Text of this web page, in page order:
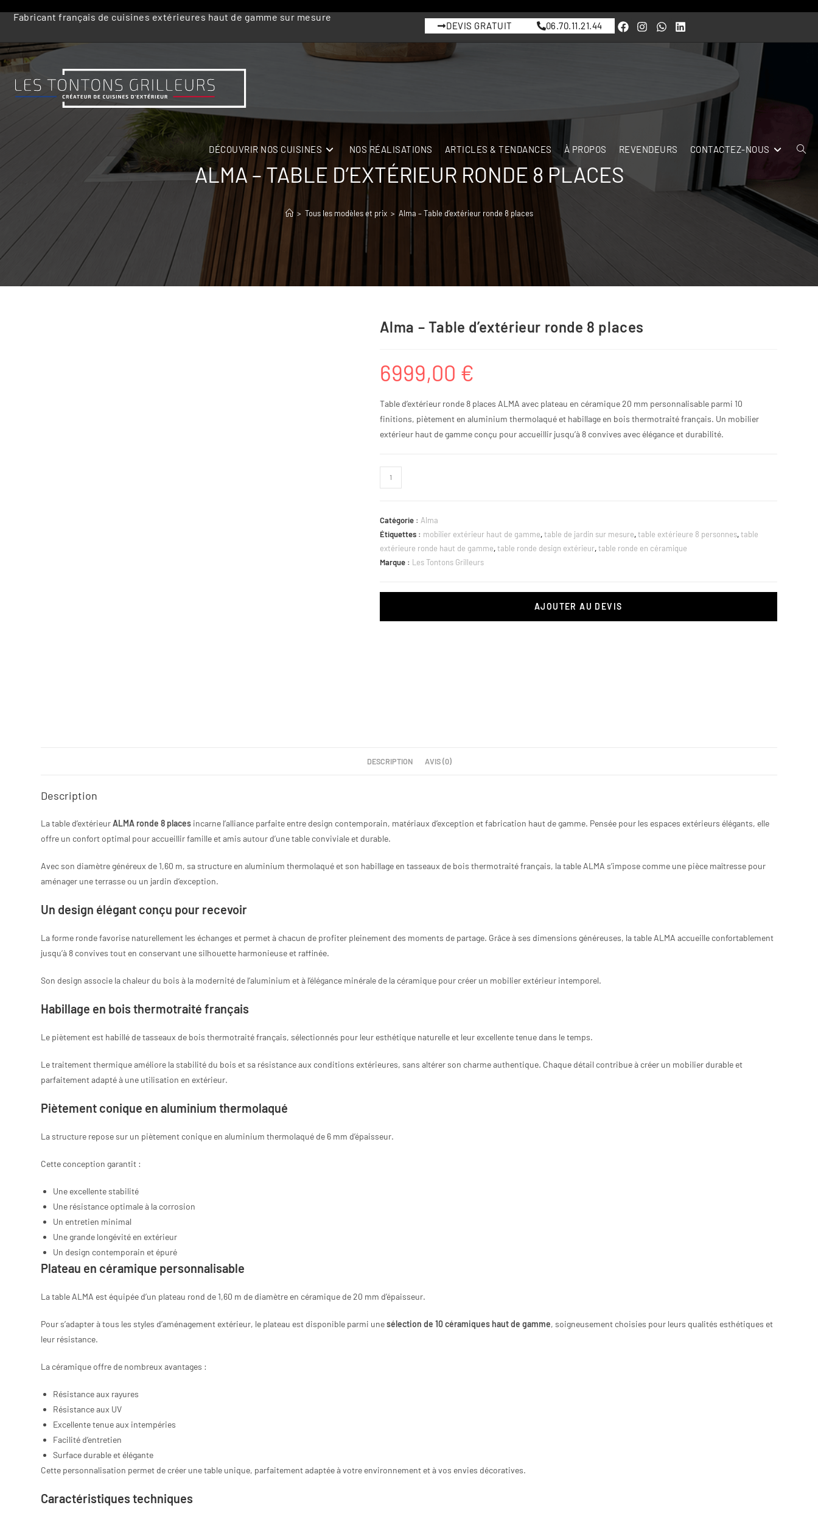
Fabricant français de cuisines extérieures haut de gamme sur mesure
DEVIS GRATUIT 06.70.11.21.44
DÉCOUVRIR NOS CUISINES NOS RÉALISATIONS ARTICLES & TENDANCES À PROPOS REVENDEURS CONTACTEZ-NOUS
ALMA – TABLE D’EXTÉRIEUR RONDE 8 PLACES
> Tous les modèles et prix > Alma – Table d’extérieur ronde 8 places
Alma – Table d’extérieur ronde 8 places
6999,00 €
Table d’extérieur ronde 8 places ALMA avec plateau en céramique 20 mm personnalisable parmi 10
finitions, piètement en aluminium thermolaqué et habillage en bois thermotraité français. Un mobilier
extérieur haut de gamme conçu pour accueillir jusqu’à 8 convives avec élégance et durabilité.
Catégorie : Alma
Étiquettes : mobilier extérieur haut de gamme,table de jardin sur mesure,table extérieure 8 personnes,table
extérieure ronde haut de gamme,table ronde design extérieur,table ronde en céramique
Marque : Les Tontons Grilleurs
AJOUTER AU DEVIS
DESCRIPTION AVIS (0)
Description
La table d’extérieurALMA ronde 8 places incarne l’alliance parfaite entre design contemporain, matériaux d’exception et fabrication haut de gamme. Pensée pour les espaces extérieurs élégants, elle
offre un confort optimal pour accueillir famille et amis autour d’une table conviviale et durable.
Avec son diamètre généreux de 1,60 m, sa structure en aluminium thermolaqué et son habillage en tasseaux de bois thermotraité français, la table ALMA s’impose comme une pièce maîtresse pour
aménager une terrasse ou un jardin d’exception.
Un design élégant conçu pour recevoir
La forme ronde favorise naturellement les échanges et permet à chacun de profiter pleinement des moments de partage. Grâce à ses dimensions généreuses, la table ALMA accueille confortablement
jusqu’à 8 convives tout en conservant une silhouette harmonieuse et raffinée.
Son design associe la chaleur du bois à la modernité de l’aluminium et à l’élégance minérale de la céramique pour créer un mobilier extérieur intemporel.
Habillage en bois thermotraité français
Le piètement est habillé de tasseaux de bois thermotraité français, sélectionnés pour leur esthétique naturelle et leur excellente tenue dans le temps.
Le traitement thermique améliore la stabilité du bois et sa résistance aux conditions extérieures, sans altérer son charme authentique. Chaque détail contribue à créer un mobilier durable et
parfaitement adapté à une utilisation en extérieur.
Piètement conique en aluminium thermolaqué
La structure repose sur un piètement conique en aluminium thermolaqué de 6 mm d’épaisseur.
Cette conception garantit :
Une excellente stabilité
Une résistance optimale à la corrosion
Un entretien minimal
Une grande longévité en extérieur
Un design contemporain et épuré
Plateau en céramique personnalisable
La table ALMA est équipée d’un plateau rond de 1,60 m de diamètre en céramique de 20 mm d’épaisseur.
Pour s’adapter à tous les styles d’aménagement extérieur, le plateau est disponible parmi unesélection de 10 céramiques haut de gamme, soigneusement choisies pour leurs qualités esthétiques et
leur résistance.
La céramique offre de nombreux avantages :
Résistance aux rayures
Résistance aux UV
Excellente tenue aux intempéries
Facilité d’entretien
Surface durable et élégante
Cette personnalisation permet de créer une table unique, parfaitement adaptée à votre environnement et à vos envies décoratives.
Caractéristiques techniques